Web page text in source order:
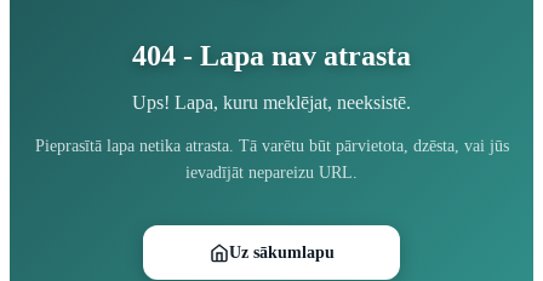
404 - Lapa nav atrasta
Ups! Lapa, kuru meklējat, neeksistē.
Pieprasītā lapa netika atrasta. Tā varētu būt pārvietota, dzēsta, vai jūs
ievadījāt nepareizu URL.
Uz sākumlapu